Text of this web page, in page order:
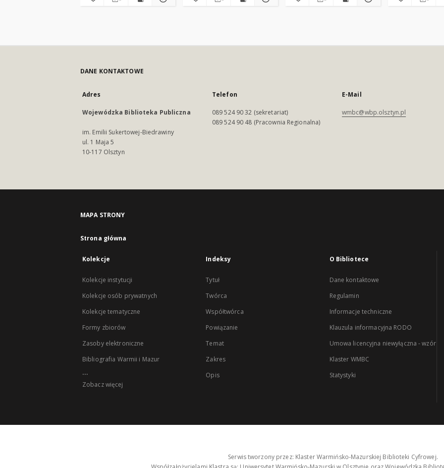
DANE KONTAKTOWE
Adres
Wojewódzka Biblioteka Publiczna
im. Emilii Sukertowej-Biedrawiny
ul. 1 Maja 5
10-117 Olsztyn
Telefon
089 524 90 32 (sekretariat)
089 524 90 48 (Pracownia Regionalna)
E-Mail
wmbc@wbp.olsztyn.pl
MAPA STRONY
Strona główna
Kolekcje
Kolekcje instytucji
Kolekcje osób prywatnych
Kolekcje tematyczne
Formy zbiorów
Zasoby elektroniczne
Bibliografia Warmii i Mazur
...
Zobacz więcej
Indeksy
Tytuł
Twórca
Współtwórca
Powiązanie
Temat
Zakres
Opis
O Bibliotece
Dane kontaktowe
Regulamin
Informacje techniczne
Klauzula informacyjna RODO
Umowa licencyjna niewyłączna - wzór
Klaster WMBC
Statystyki
Serwis tworzony przez: Klaster Warmińsko-Mazurskiej Biblioteki Cyfrowej.